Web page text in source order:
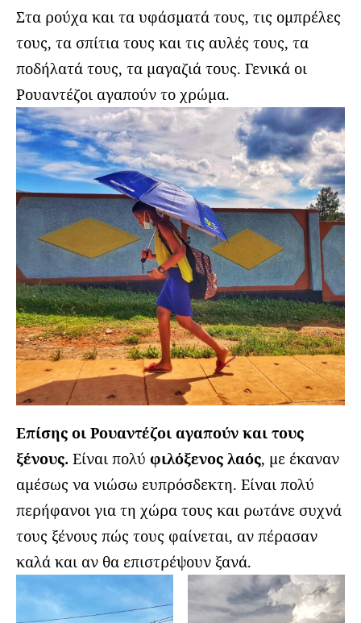
Στα ρούχα και τα υφάσματά τους, τις ομπρέλες
τους, τα σπίτια τους και τις αυλές τους, τα
ποδήλατά τους, τα μαγαζιά τους. Γενικά οι
Ρουαντέζοι αγαπούν το χρώμα.
Επίσης οι Ρουαντέζοι αγαπούν και τους
ξένους. Είναι πολύ φιλόξενος λαός, με έκαναν
αμέσως να νιώσω ευπρόσδεκτη. Είναι πολύ
περήφανοι για τη χώρα τους και ρωτάνε συχνά
τους ξένους πώς τους φαίνεται, αν πέρασαν
καλά και αν θα επιστρέψουν ξανά.